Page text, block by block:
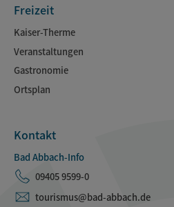
Freizeit
Kaiser-Therme
Veranstaltungen
Gastronomie
Ortsplan
Kontakt
Bad Abbach-Info
09405 9599-0
tourismus@bad-abbach.de